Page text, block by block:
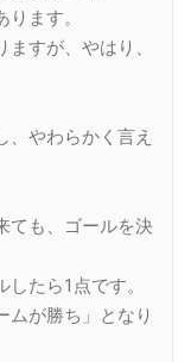
ます。
すが、やはり、
やわらかく言え
ても、ゴールを決
たら1点です。
ムが勝ち」となり